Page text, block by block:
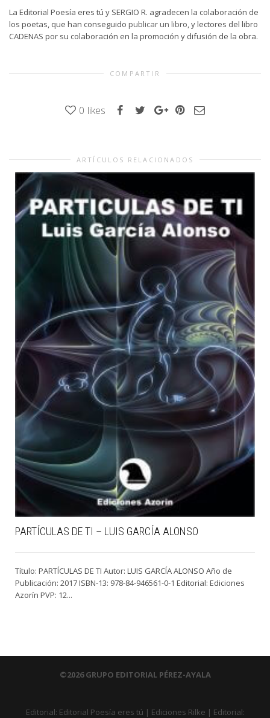
La Editorial Poesía eres tú y SERGIO R. agradecen la colaboración de
los poetas, que han conseguido publicar un libro, y lectores del libro
CADENAS por su colaboración en la promoción y difusión de la obra.
COMPARTIR
0 likes
ARTÍCULOS RELACIONADOS
PARTÍCULAS DE TI – LUIS GARCÍA ALONSO
Título: PARTÍCULAS DE TI Autor: LUIS GARCÍA ALONSO Año de
Publicación: 2017 ISBN-13: 978-84-946561-0-1 Editorial: Ediciones
Azorín PVP: 12...
©2026 GRUPO EDITORIAL PÉREZ-AYALA
Editorial: Editorial Poesía eres tú | Ediciones Rilke | Editorial: